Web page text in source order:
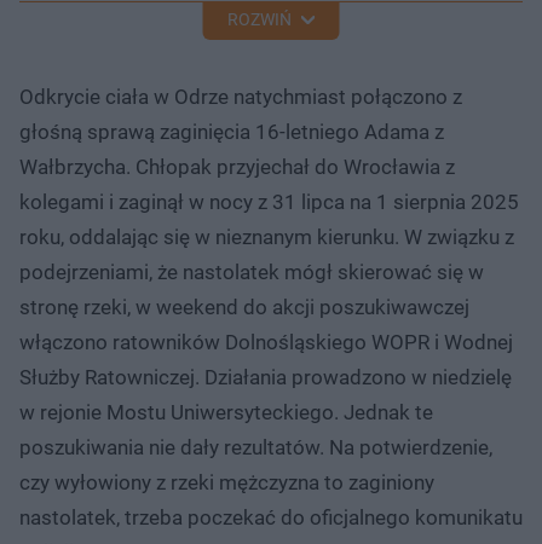
ROZWIŃ
Odkrycie ciała w Odrze natychmiast połączono z
głośną sprawą zaginięcia 16-letniego Adama z
Wałbrzycha. Chłopak przyjechał do Wrocławia z
kolegami i zaginął w nocy z 31 lipca na 1 sierpnia 2025
roku, oddalając się w nieznanym kierunku. W związku z
podejrzeniami, że nastolatek mógł skierować się w
stronę rzeki, w weekend do akcji poszukiwawczej
włączono ratowników Dolnośląskiego WOPR i Wodnej
Służby Ratowniczej. Działania prowadzono w niedzielę
w rejonie Mostu Uniwersyteckiego. Jednak te
poszukiwania nie dały rezultatów. Na potwierdzenie,
czy wyłowiony z rzeki mężczyzna to zaginiony
nastolatek, trzeba poczekać do oficjalnego komunikatu